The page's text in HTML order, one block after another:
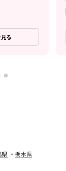
る
県 栃木県